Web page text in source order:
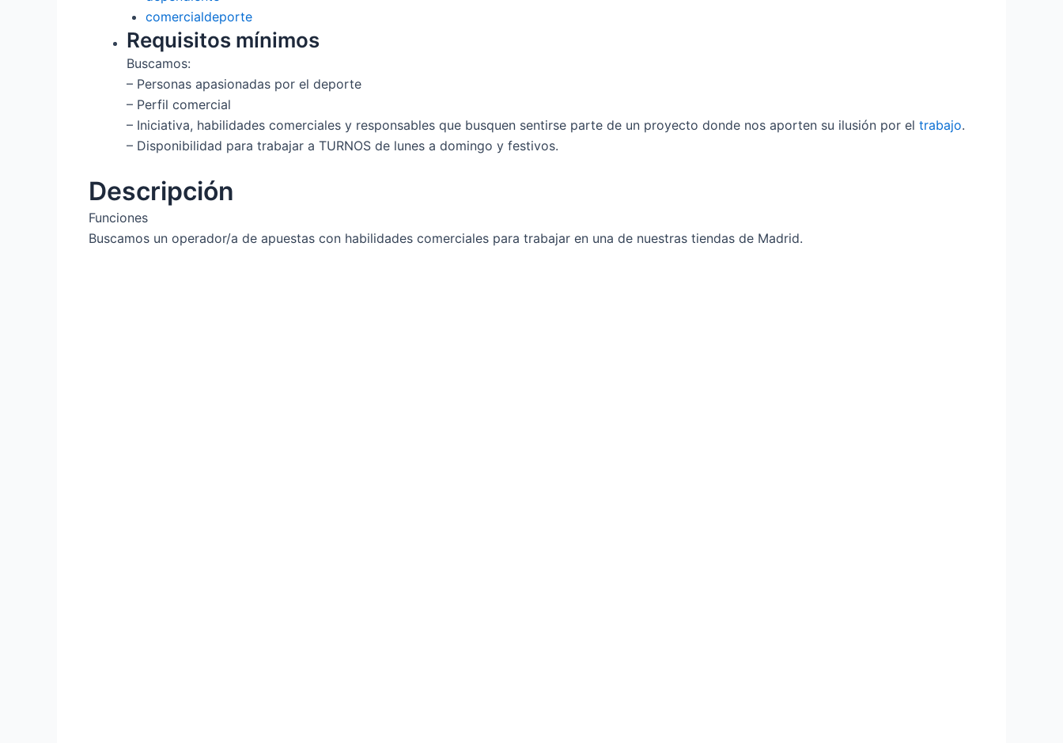
comercialdeporte
Requisitos mínimos
Buscamos:
– Personas apasionadas por el deporte
– Perfil comercial
– Iniciativa, habilidades comerciales y responsables que busquen sentirse parte de un proyecto donde nos aporten su ilusión por el trabajo.
– Disponibilidad para trabajar a TURNOS de lunes a domingo y festivos.
Descripción
Funciones
Buscamos un operador/a de apuestas con habilidades comerciales para trabajar en una de nuestras tiendas de Madrid.